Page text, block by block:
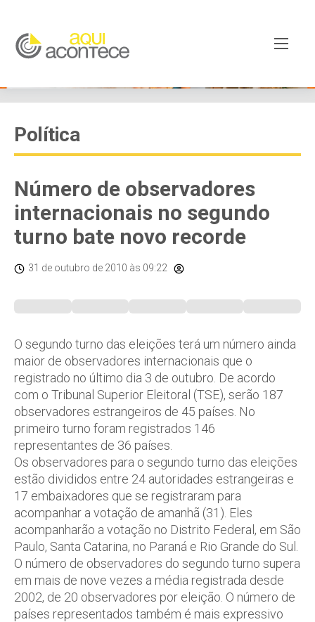
Política
Número de observadores
internacionais no segundo
turno bate novo recorde
31 de outubro de 2010 às 09:22
O segundo turno das eleições terá um número ainda
maior de observadores internacionais que o
registrado no último dia 3 de outubro. De acordo
com o Tribunal Superior Eleitoral (TSE), serão 187
observadores estrangeiros de 45 países. No
primeiro turno foram registrados 146
representantes de 36 países.
Os observadores para o segundo turno das eleições
estão divididos entre 24 autoridades estrangeiras e
17 embaixadores que se registraram para
acompanhar a votação de amanhã (31). Eles
acompanharão a votação no Distrito Federal, em São
Paulo, Santa Catarina, no Paraná e Rio Grande do Sul.
O número de observadores do segundo turno supera
em mais de nove vezes a média registrada desde
2002, de 20 observadores por eleição. O número de
países representados também é mais expressivo